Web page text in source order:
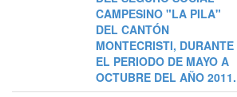
CAMPESINO "LA PILA"
DEL CANTÓN
MONTECRISTI, DURANTE
EL PERIODO DE MAYO A
OCTUBRE DEL AÑO 2011.